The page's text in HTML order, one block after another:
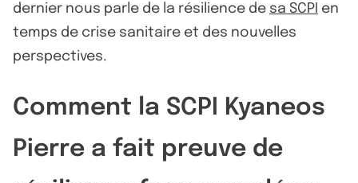
dernier nous parle de la résilience de sa SCPI en
temps de crise sanitaire et des nouvelles
perspectives.
Comment la SCPI Kyaneos
Pierre a fait preuve de